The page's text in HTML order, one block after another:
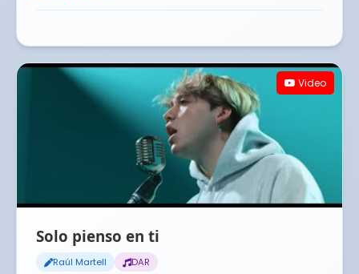
Video
Solo pienso en ti
Raúl Martell DAR